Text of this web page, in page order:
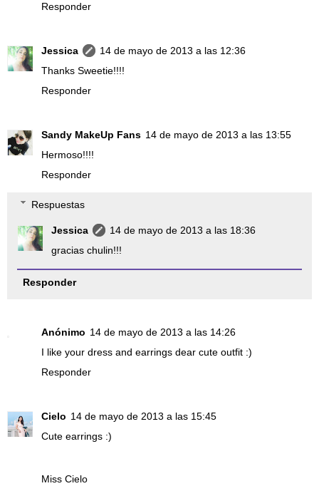
Responder
Jessica
14 de mayo de 2013 a las 12:36
Thanks Sweetie!!!!
Responder
Sandy MakeUp Fans 14 de mayo de 2013 a las 13:55
Hermoso!!!!
Responder
Respuestas
Jessica
14 de mayo de 2013 a las 18:36
gracias chulin!!!
Responder
Anónimo 14 de mayo de 2013 a las 14:26
I like your dress and earrings dear cute outfit :)
Responder
Cielo 14 de mayo de 2013 a las 15:45
Cute earrings :)
Miss Cielo